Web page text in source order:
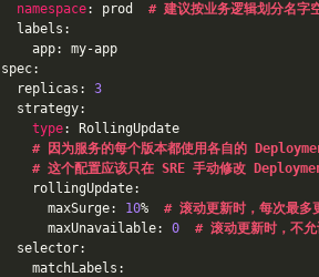
namespace: prod # 建议按业务逻辑划分名字
labels:
app: my-app
spec:
replicas: 3
strategy:
type: RollingUpdate
# 因为服务的每个版本都使用各自的
# 这个配置应该只在 SRE 手动修改
rollingUpdate:
maxSurge: 10% # 滚动更新时，每次最多
maxUnavailable: 0 # 滚动更新时，不
selector:
matchLabels: